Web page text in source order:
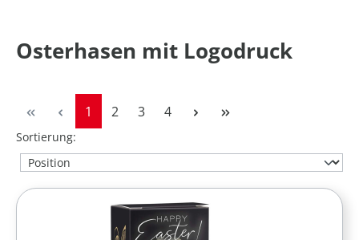
Osterhasen mit Logodruck
Seite
1 Seite
2 Seite
3 Seite
4
Sortierung: